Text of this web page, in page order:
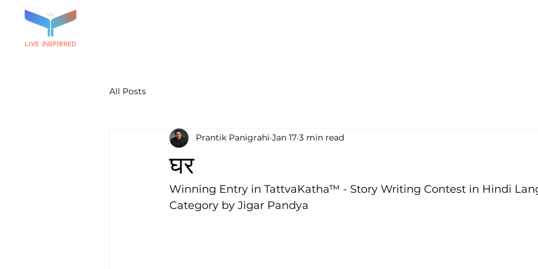
All Posts
घर
Prantik Panigrahi Jan 17 3 min read
Winning Entry in TattvaKatha™ - Story Writing Contest in Hindi
Category by Jigar Pandya